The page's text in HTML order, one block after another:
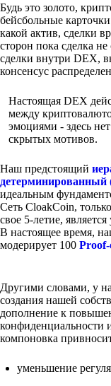
Будь это золото,
бейсбольные
какой актив, сделки
сторон пока сделка
сделки внутри DEX,
консенсус
Настоящая DEX
между
эмоциями - здесь
скрытых мотивов.
Наш предстоящий
детерминированный
идеальным
Сеть CloakCoin,
свое 5-летие,
В настоящее время,
модерирует 100
Другими словами, у
создания нашей
дополнение к
конфиденциальности
компоновка
уменьшение